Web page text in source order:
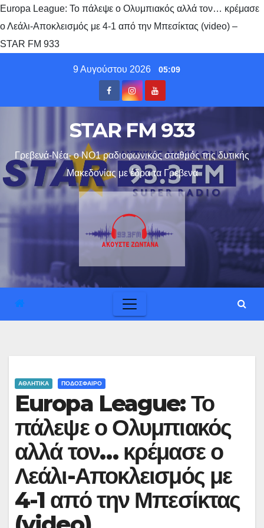
Europa League: Το πάλεψε ο Ολυμπιακός αλλά τον… κρέμασε
ο Λεάλι-Αποκλεισμός με 4-1 από την Μπεσίκτας (video) –
STAR FM 933
9 Αυγούστου 2026 05:09
STAR FM 933
Γρεβενά-Νέα- ο ΝΟ1 ραδιοφωνικός σταθμός της δυτικής
Μακεδονίας με έδρα τα Γρεβενα
ΑΘΛΗΤΙΚΑ ΠΟΔΟΣΦΑΙΡΟ
Europa League: Το
πάλεψε ο Ολυμπιακός
αλλά τον… κρέμασε ο
Λεάλι-Αποκλεισμός με
4-1 από την Μπεσίκτας